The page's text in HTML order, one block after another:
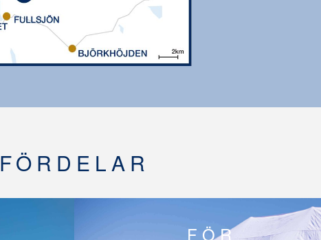
FÖRDELAR
FÖR